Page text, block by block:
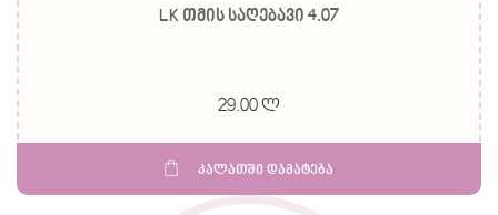
LK თმის საღებავი 4.07
29.00 ლ
კალათში დამატება